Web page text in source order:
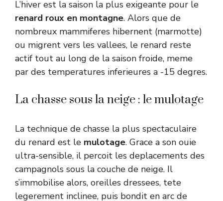
L’hiver est la saison la plus exigeante pour le
renard roux en montagne. Alors que de
nombreux mammiferes hibernent (marmotte)
ou migrent vers les vallees, le renard reste
actif tout au long de la saison froide, meme
par des temperatures inferieures a -15 degres.
La chasse sous la neige : le mulotage
La technique de chasse la plus spectaculaire
du renard est le mulotage. Grace a son ouie
ultra-sensible, il percoit les deplacements des
campagnols sous la couche de neige. Il
s’immobilise alors, oreilles dressees, tete
legerement inclinee, puis bondit en arc de